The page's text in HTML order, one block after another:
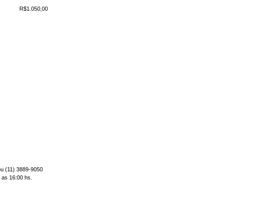
R$1.050,00
(11) 3889-9050
16:00 hs.